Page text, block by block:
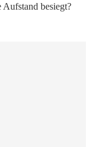
Aufstand besiegt?